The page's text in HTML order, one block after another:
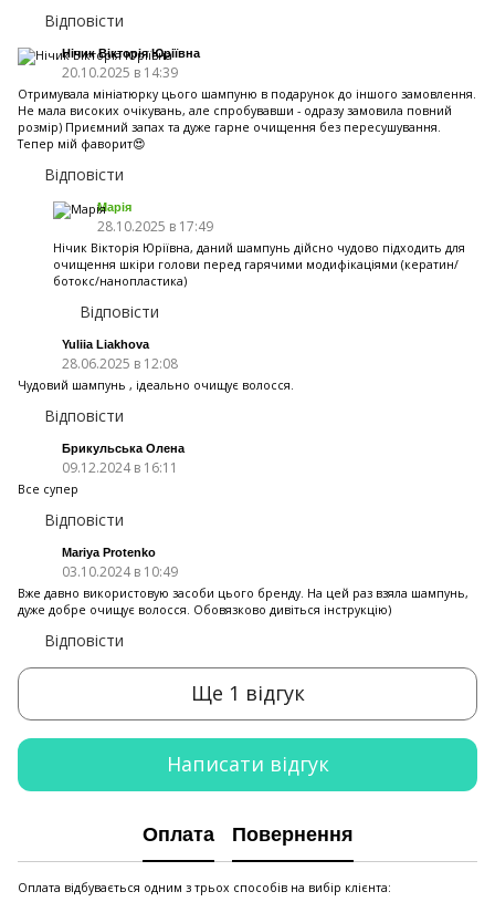
Відповісти
Нічик Вікторія Юріївна
20.10.2025 в 14:39
Отримувала мініатюрку цього шампуню в подарунок до іншого замовлення.
Не мала високих очікувань, але спробувавши - одразу замовила повний
розмір) Приємний запах та дуже гарне очищення без пересушування.
Тепер мій фаворит😍
Відповісти
Марія
28.10.2025 в 17:49
Нічик Вікторія Юріївна, даний шампунь дійсно чудово підходить для
очищення шкіри голови перед гарячими модифікаціями (кератин/
ботокс/нанопластика)
Відповісти
Yuliia Liakhova
28.06.2025 в 12:08
Чудовий шампунь , ідеально очищує волосся.
Відповісти
Брикульська Олена
09.12.2024 в 16:11
Все супер
Відповісти
Mariya Protenko
03.10.2024 в 10:49
Вже давно використовую засоби цього бренду. На цей раз взяла шампунь,
дуже добре очищує волосся. Обовязково дивіться інструкцію)
Відповісти
Ще 1 відгук
Написати відгук
Оплата Повернення
Оплата відбувається одним з трьох способів на вибір клієнта: